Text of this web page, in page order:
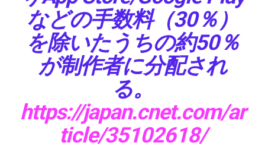
などの手数料（30％）
を除いたうちの約50％
が制作者に分配され
る。
https://japan.cnet.com/ar
ticle/35102618/